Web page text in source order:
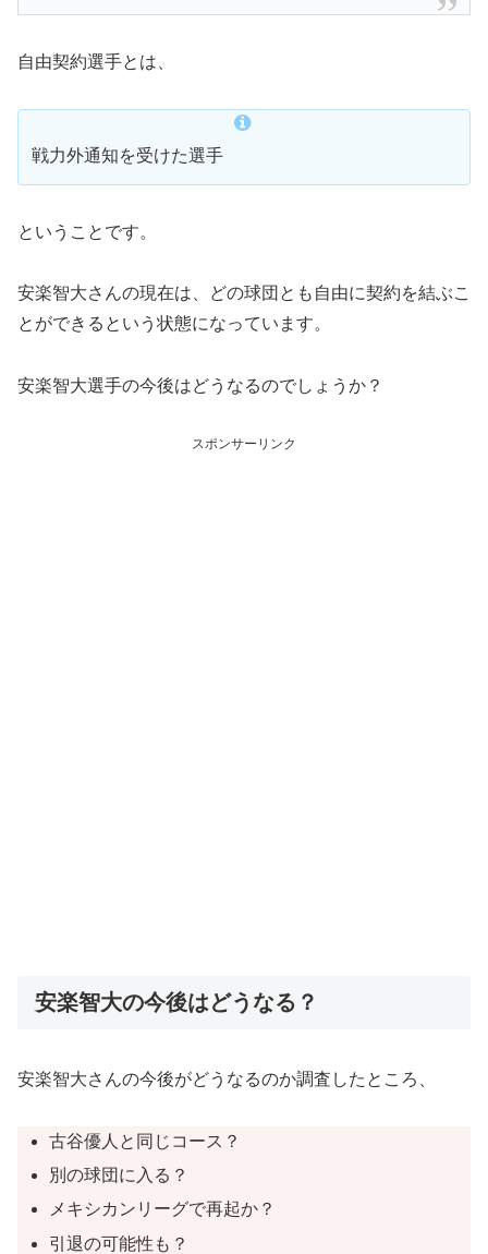
自由契約選手とは、
戦力外通知を受けた選手
ということです。
安楽智大さんの現在は、どの球団とも自由に契約を結ぶこ
とができるという状態になっています。
安楽智大選手の今後はどうなるのでしょうか？
スポンサーリンク
安楽智大の今後はどうなる？
安楽智大さんの今後がどうなるのか調査したところ、
古谷優人と同じコース？
別の球団に入る？
メキシカンリーグで再起か？
引退の可能性も？